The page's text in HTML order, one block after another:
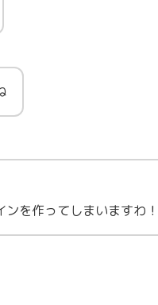
を作ってしまいますわ！